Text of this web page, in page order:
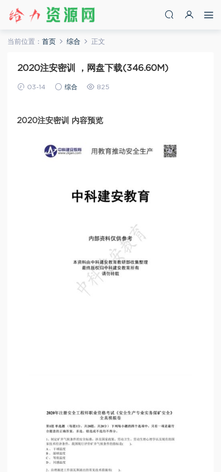
当前位置： 首页 综合 正文
2020注安密训 ，网盘下载(346.60M)
03-14 综合 825
2020注安密训 内容预览